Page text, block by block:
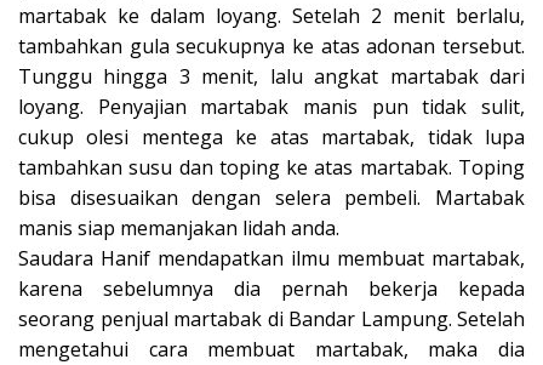
martabak ke dalam loyang. Setelah 2 menit berlalu,
tambahkan gula secukupnya ke atas adonan tersebut.
Tunggu hingga 3 menit, lalu angkat martabak dari
loyang. Penyajian martabak manis pun tidak sulit,
cukup olesi mentega ke atas martabak, tidak lupa
tambahkan susu dan toping ke atas martabak. Toping
bisa disesuaikan dengan selera pembeli. Martabak
manis siap memanjakan lidah anda.
Saudara Hanif mendapatkan ilmu membuat martabak,
karena sebelumnya dia pernah bekerja kepada
seorang penjual martabak di Bandar Lampung. Setelah
mengetahui cara membuat martabak, maka dia